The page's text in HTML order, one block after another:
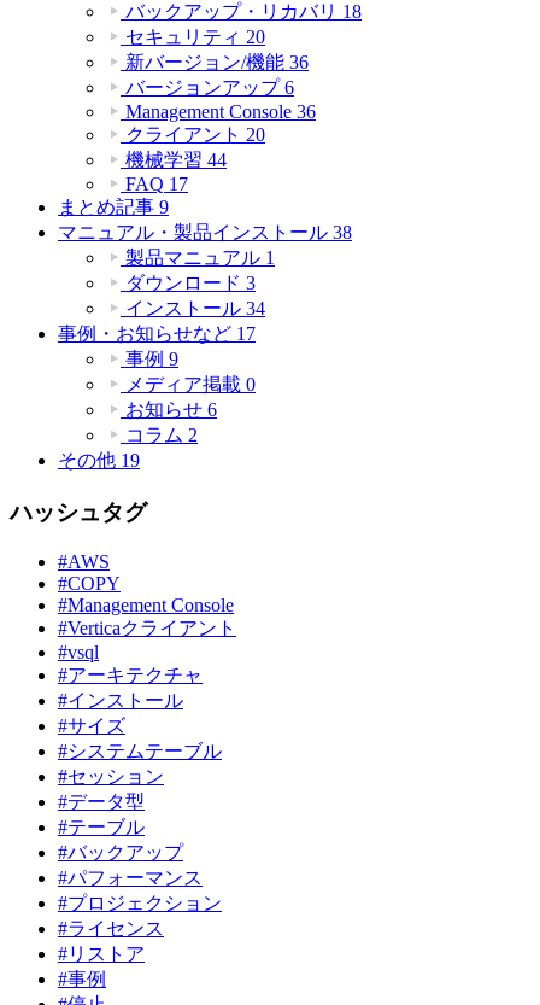
バックアップ・リカバリ 18
セキュリティ 20
新バージョン/機能 36
バージョンアップ 6
Management Console 36
クライアント 20
機械学習 44
FAQ 17
まとめ記事 9
マニュアル・製品インストール 38
製品マニュアル 1
ダウンロード 3
インストール 34
事例・お知らせなど 17
事例 9
メディア掲載 0
お知らせ 6
コラム 2
その他 19
ハッシュタグ
#AWS
#COPY
#Management Console
#Verticaクライアント
#vsql
#アーキテクチャ
#インストール
#サイズ
#システムテーブル
#セッション
#データ型
#テーブル
#バックアップ
#パフォーマンス
#プロジェクション
#ライセンス
#リストア
#事例